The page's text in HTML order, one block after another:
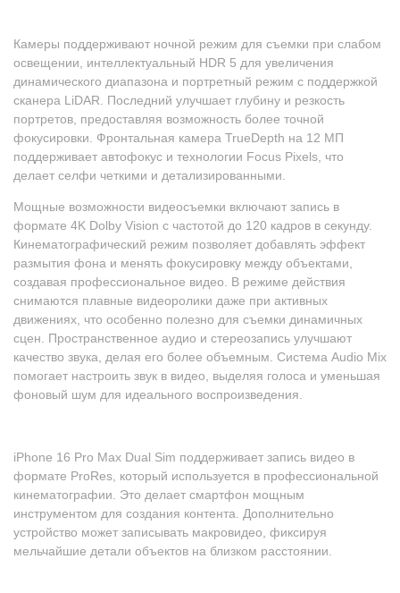
Камеры поддерживают ночной режим для съемки при слабом
освещении, интеллектуальный HDR 5 для увеличения
динамического диапазона и портретный режим с поддержкой
сканера LiDAR. Последний улучшает глубину и резкость
портретов, предоставляя возможность более точной
фокусировки. Фронтальная камера TrueDepth на 12 МП
поддерживает автофокус и технологии Focus Pixels, что
делает селфи четкими и детализированными.
Мощные возможности видеосъемки включают запись в
формате 4K Dolby Vision с частотой до 120 кадров в секунду.
Кинематографический режим позволяет добавлять эффект
размытия фона и менять фокусировку между объектами,
создавая профессиональное видео. В режиме действия
снимаются плавные видеоролики даже при активных
движениях, что особенно полезно для съемки динамичных
сцен. Пространственное аудио и стереозапись улучшают
качество звука, делая его более объемным. Система Audio Mix
помогает настроить звук в видео, выделяя голоса и уменьшая
фоновый шум для идеального воспроизведения.
iPhone 16 Pro Max Dual Sim поддерживает запись видео в
формате ProRes, который используется в профессиональной
кинематографии. Это делает смартфон мощным
инструментом для создания контента. Дополнительно
устройство может записывать макровидео, фиксируя
мельчайшие детали объектов на близком расстоянии.